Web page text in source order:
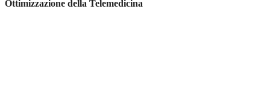
Ottimizzazione della Telemedicina